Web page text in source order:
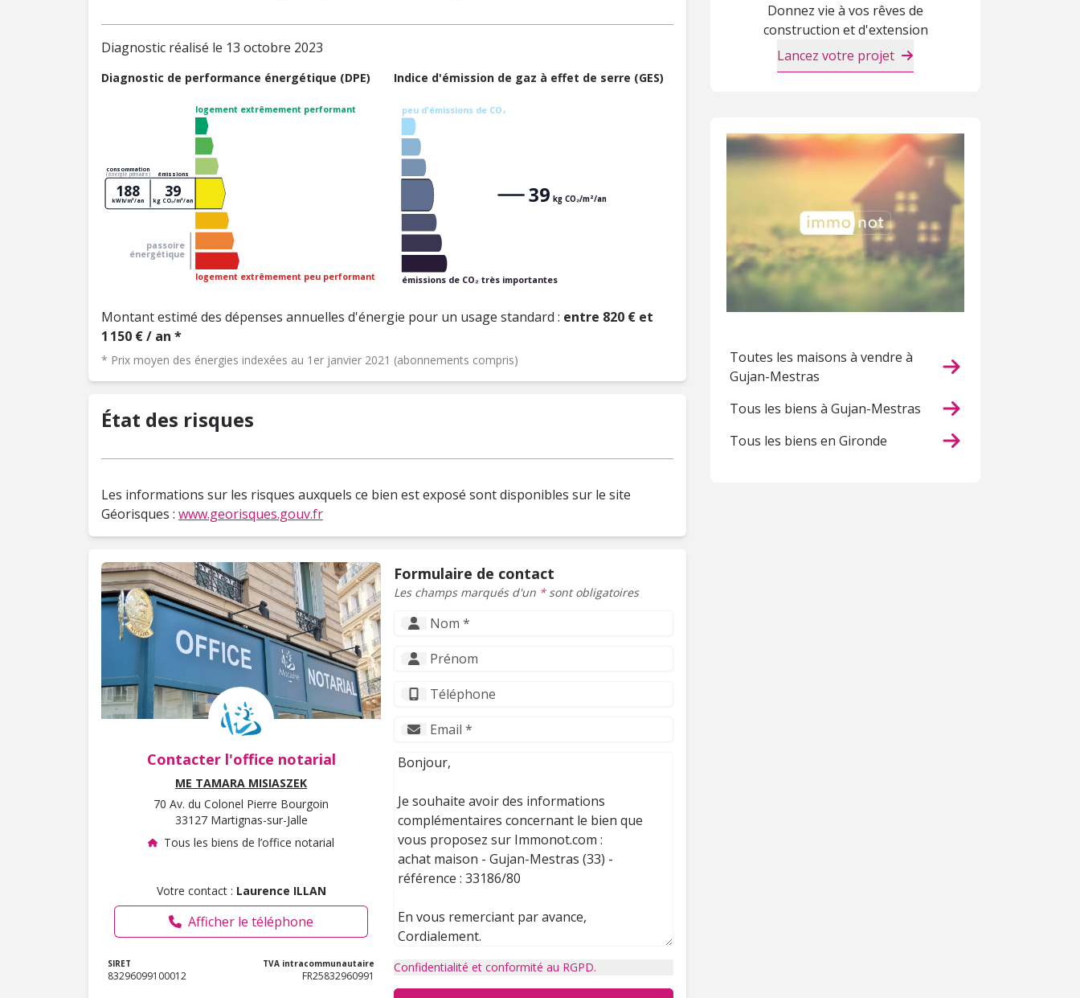
Diagnostic réalisé le 13 octobre 2023
Diagnostic de performance énergétique (DPE)
logement extrêmement performant
logement extrêmement peu performant
passoire
énergétique
consommation
(énergie primaire) émissions
188
kWh/m²/an
39
kg CO₂/m²/an
Indice d'émission de gaz à effet de serre (GES)
peu d'émissions de CO₂
émissions de CO₂ très importantes
39 kg CO₂/m²/an
Montant estimé des dépenses annuelles d'énergie pour un usage standard : entre 820 € et
1 150 € / an *
* Prix moyen des énergies indexées au 1er janvier 2021 (abonnements compris)
État des risques
Les informations sur les risques auxquels ce bien est exposé sont disponibles sur le site
Géorisques : www.georisques.gouv.fr
Contacter l'office notarial
ME TAMARA MISIASZEK
70 Av. du Colonel Pierre Bourgoin
33127 Martignas-sur-Jalle
Tous les biens de l’office notarial
Votre contact : Laurence ILLAN
Afficher le téléphone
SIRET
83296099100012
TVA intracommunautaire
FR25832960991
Formulaire de contact
Les champs marqués d'un *sont obligatoires
Confidentialité et conformité au RGPD.
Donnez vie à vos rêves de
construction et d'extension
Lancez votre projet
Toutes les maisons à vendre à
Gujan-Mestras
Tous les biens à Gujan-Mestras
Tous les biens en Gironde